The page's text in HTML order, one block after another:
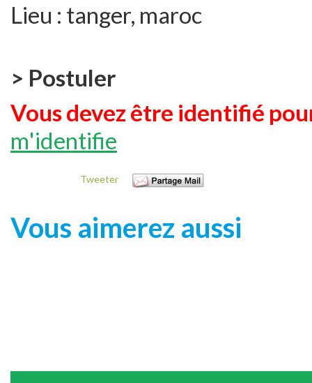
Lieu : tanger, maroc
> Postuler
Vous devez être identifié
m'identifie
Tweeter
Vous aimerez aussi